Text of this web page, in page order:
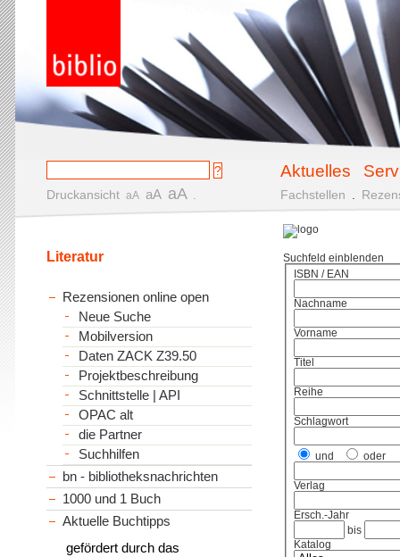
Aktuelles
Druckansicht aA aA aA Fachstellen
Suchfeld einblenden
ISBN / EAN
Nachname
Vorname
Titel
Reihe
Schlagwort
und oder
Verlag
Ersch.-Jahr
bis
Katalog
Literatur
Rezensionen online open
Neue Suche
Mobilversion
Daten ZACK Z39.50
Projektbeschreibung
Schnittstelle | API
OPAC alt
die Partner
Suchhilfen
bn - bibliotheksnachrichten
1000 und 1 Buch
Aktuelle Buchtipps
gefördert durch das